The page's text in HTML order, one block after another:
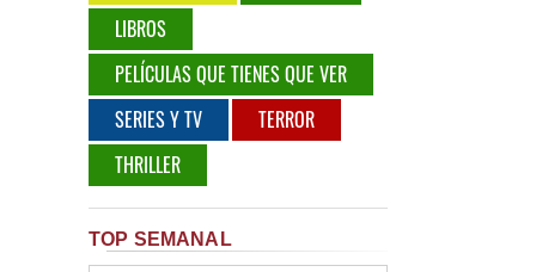
LIBROS
PELÍCULAS QUE TIENES QUE VER
SERIES Y TV
TERROR
THRILLER
TOP SEMANAL